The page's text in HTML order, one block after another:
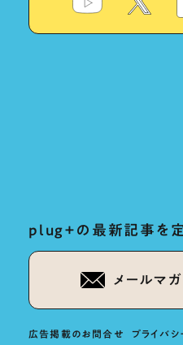
plug+の最新記事を定
メールマ
広告掲載のお問合せ プライバシ